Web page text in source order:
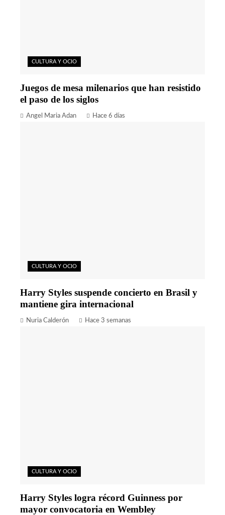
CULTURA Y OCIO
Juegos de mesa milenarios que han resistido
el paso de los siglos
Angel Maria Adan Hace 6 días
CULTURA Y OCIO
Harry Styles suspende concierto en Brasil y
mantiene gira internacional
Nuria Calderón Hace 3 semanas
CULTURA Y OCIO
Harry Styles logra récord Guinness por
mayor convocatoria en Wembley